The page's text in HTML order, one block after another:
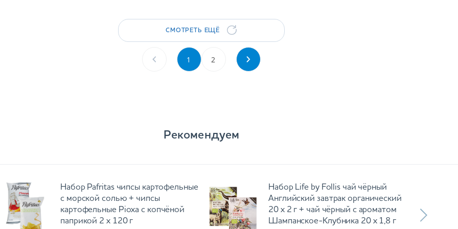
СМОТРЕТЬ ЕЩЁ
1 2
Рекомендуем
Набор Pafritas чипсы картофельные
с морской солью + чипсы
картофельные Ріоха с копчёной
паприкой 2 х 120 г
Набор Life by Follis чай чёрный
Английский завтрак органический
20 х 2 г + чай чёрный с ароматом
Шампанское-Клубника 20 х 1,8 г